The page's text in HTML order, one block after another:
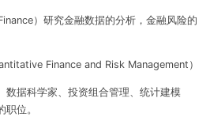
）研究金融数据的分析，金融风险的
Finance and Risk Management）
数据科学家、投资组合管理、统计建模
位。